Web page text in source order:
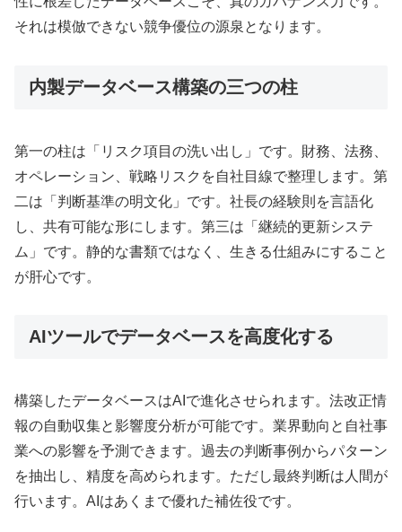
それは模倣できない競争優位の源泉となります。
内製データベース構築の三つの柱
第一の柱は「リスク項目の洗い出し」です。財務、法務、
オペレーション、戦略リスクを自社目線で整理します。第
二は「判断基準の明文化」です。社長の経験則を言語化
し、共有可能な形にします。第三は「継続的更新システ
ム」です。静的な書類ではなく、生きる仕組みにすること
が肝心です。
AIツールでデータベースを高度化する
構築したデータベースはAIで進化させられます。法改正情
報の自動収集と影響度分析が可能です。業界動向と自社事
業への影響を予測できます。過去の判断事例からパターン
を抽出し、精度を高められます。ただし最終判断は人間が
行います。AIはあくまで優れた補佐役です。